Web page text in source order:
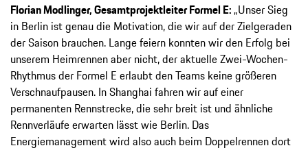
Florian Modlinger, Gesamtprojektleiter Formel E: „Unser Sieg
in Berlin ist genau die Motivation, die wir auf der Zielgeraden
der Saison brauchen. Lange feiern konnten wir den Erfolg bei
unserem Heimrennen aber nicht, der aktuelle Zwei-Wochen-
Rhythmus der Formel E erlaubt den Teams keine größeren
Verschnaufpausen. In Shanghai fahren wir auf einer
permanenten Rennstrecke, die sehr breit ist und ähnliche
Rennverläufe erwarten lässt wie Berlin. Das
Energiemanagement wird also auch beim Doppelrennen dort